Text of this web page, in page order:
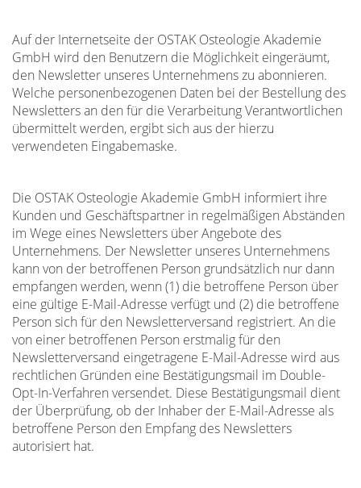
Auf der Internetseite der OSTAK Osteologie Akademie
GmbH wird den Benutzern die Möglichkeit eingeräumt,
den Newsletter unseres Unternehmens zu abonnieren.
Welche personenbezogenen Daten bei der Bestellung des
Newsletters an den für die Verarbeitung Verantwortlichen
übermittelt werden, ergibt sich aus der hierzu
verwendeten Eingabemaske.
Die OSTAK Osteologie Akademie GmbH informiert ihre
Kunden und Geschäftspartner in regelmäßigen Abständen
im Wege eines Newsletters über Angebote des
Unternehmens. Der Newsletter unseres Unternehmens
kann von der betroffenen Person grundsätzlich nur dann
empfangen werden, wenn (1) die betroffene Person über
eine gültige E-Mail-Adresse verfügt und (2) die betroffene
Person sich für den Newsletterversand registriert. An die
von einer betroffenen Person erstmalig für den
Newsletterversand eingetragene E-Mail-Adresse wird aus
rechtlichen Gründen eine Bestätigungsmail im Double-
Opt-In-Verfahren versendet. Diese Bestätigungsmail dient
der Überprüfung, ob der Inhaber der E-Mail-Adresse als
betroffene Person den Empfang des Newsletters
autorisiert hat.